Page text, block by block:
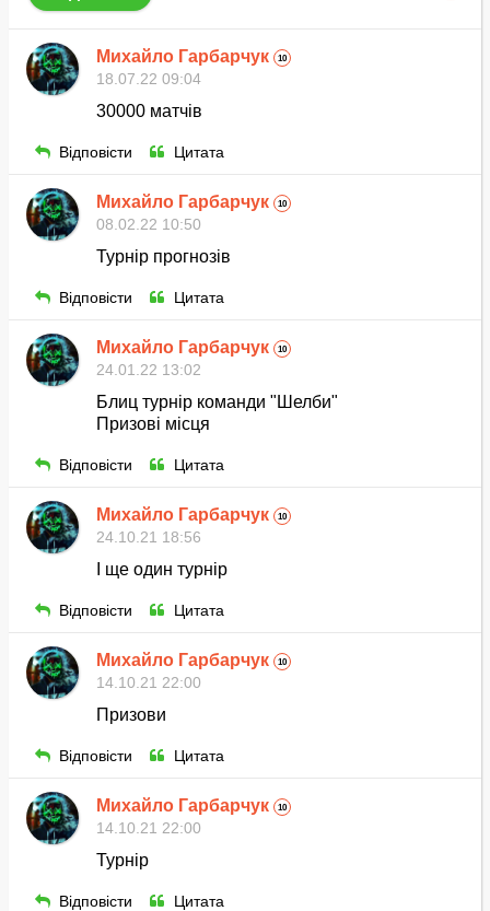
Михайло Гарбарчук 10
18.07.22 09:04
30000 матчів
Відповісти Цитата
Михайло Гарбарчук 10
08.02.22 10:50
Турнір прогнозів
Відповісти Цитата
Михайло Гарбарчук 10
24.01.22 13:02
Блиц турнір команди "Шелби"
Призові місця
Відповісти Цитата
Михайло Гарбарчук 10
24.10.21 18:56
І ще один турнір
Відповісти Цитата
Михайло Гарбарчук 10
14.10.21 22:00
Призови
Відповісти Цитата
Михайло Гарбарчук 10
14.10.21 22:00
Турнір
Відповісти Цитата